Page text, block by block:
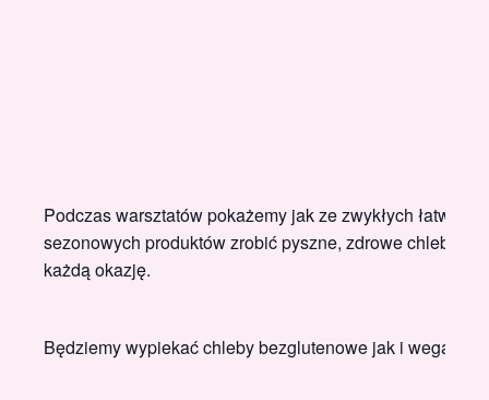
Podczas warsztatów pokażemy jak ze zwykłych łatwo
sezonowych produktów zrobić pyszne, zdrowe chleby i
każdą okazję.
Będziemy wypiekać chleby bezglutenowe jak i